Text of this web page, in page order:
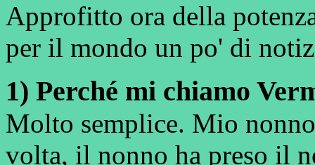
Approfitto ora della
per il mondo un po' di
1) Perché mi chiamo
Molto semplice. Mio
volta, il nonno ha preso il